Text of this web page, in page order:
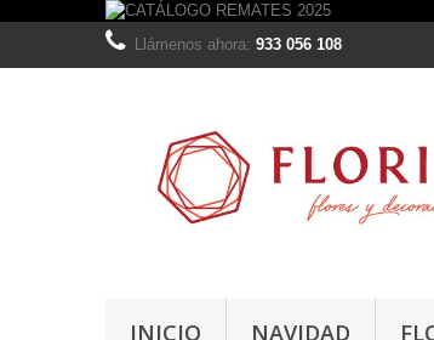
Llámenos ahora: 933 056 108
INICIO NAVIDAD